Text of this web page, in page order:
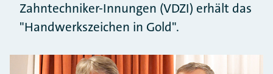
Zahntechniker-Innungen (VDZI) erhält das
"Handwerkszeichen in Gold".